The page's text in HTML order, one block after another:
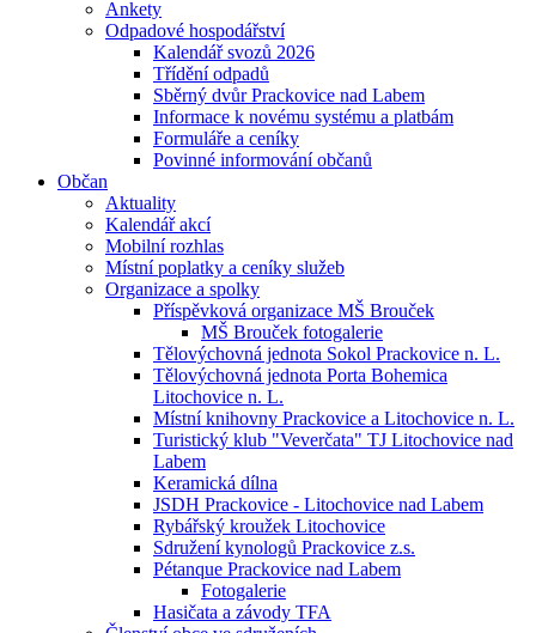
Ankety
Odpadové hospodářství
Kalendář svozů 2026
Třídění odpadů
Sběrný dvůr Prackovice nad Labem
Informace k novému systému a platbám
Formuláře a ceníky
Povinné informování občanů
Občan
Aktuality
Kalendář akcí
Mobilní rozhlas
Místní poplatky a ceníky služeb
Organizace a spolky
Příspěvková organizace MŠ Brouček
MŠ Brouček fotogalerie
Tělovýchovná jednota Sokol Prackovice n. L.
Tělovýchovná jednota Porta Bohemica
Litochovice n. L.
Místní knihovny Prackovice a Litochovice n. L.
Turistický klub "Veverčata" TJ Litochovice nad
Labem
Keramická dílna
JSDH Prackovice - Litochovice nad Labem
Rybářský kroužek Litochovice
Sdružení kynologů Prackovice z.s.
Pétanque Prackovice nad Labem
Fotogalerie
Hasičata a závody TFA